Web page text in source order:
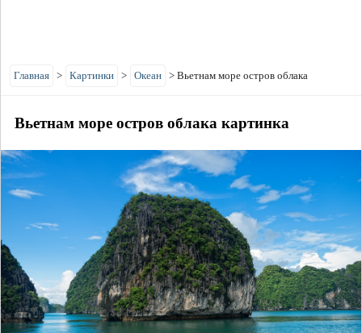
Главная > Картинки > Океан > Вьетнам море остров облака
Вьетнам море остров облака картинка